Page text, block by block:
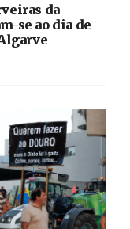
da
se ao dia de